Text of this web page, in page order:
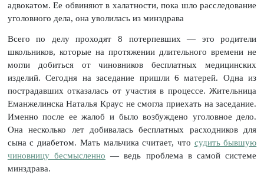
адвокатом. Ее обвиняют в халатности, пока шло расследование
уголовного дела, она уволилась из минздрава
Всего по делу проходят 8 потерпевших — это родители
школьников, которые на протяжении длительного времени не
могли добиться от чиновников бесплатных медицинских
изделий. Сегодня на заседание пришли 6 матерей. Одна из
пострадавших отказалась от участия в процессе. Жительница
Еманжелинска Наталья Краус не смогла приехать на заседание.
Именно после ее жалоб и было возбуждено уголовное дело.
Она несколько лет добивалась бесплатных расходников для
сына с диабетом. Мать мальчика считает, что судить бывшую
чиновницу бесмысленно — ведь проблема в самой системе
минздрава.